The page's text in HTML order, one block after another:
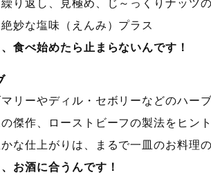
り返し、見極め、じ～っくりナッツ
妙な塩味（えんみ）プラス
食べ始めたら止まらないんです！
マリーやディル・セボリーなどのハー
傑作、ローストビーフの製法をヒント
な仕上がりは、まるで一皿のお料理の
お酒に合うんです！